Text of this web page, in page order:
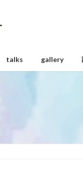
talks gallery